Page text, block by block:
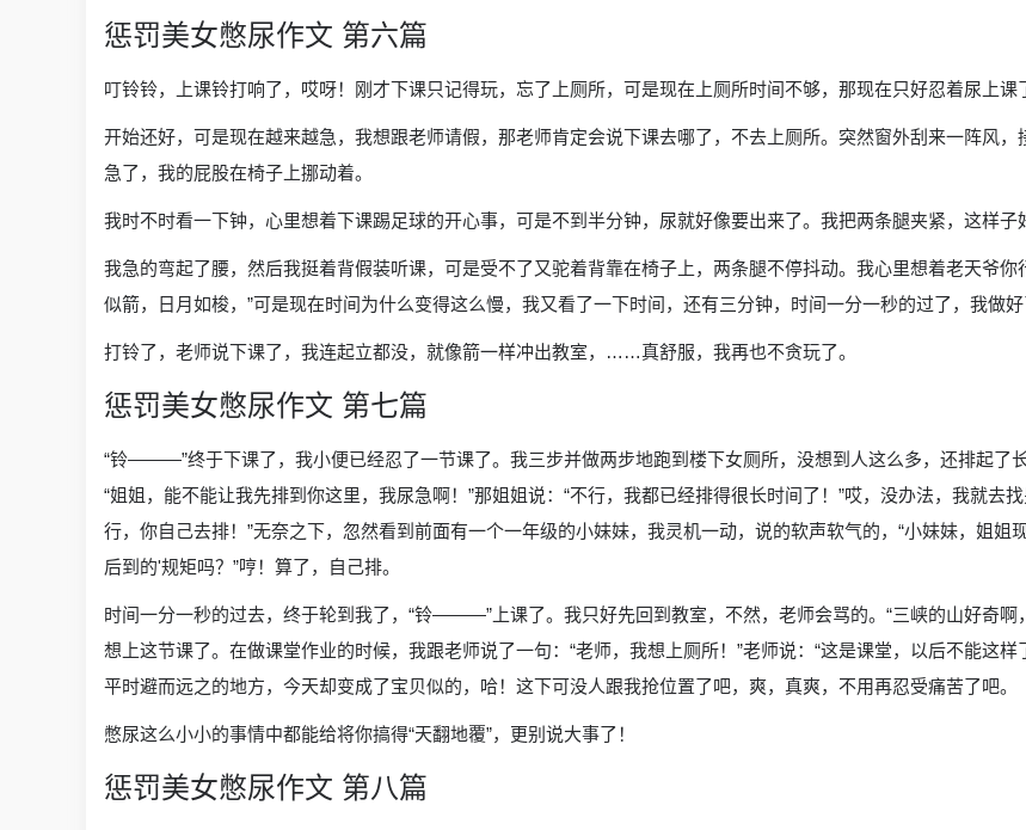
惩罚美女憋尿作文 第六篇
叮铃铃，上课铃打响了，哎呀！刚才下课只记得玩，忘了上厕所，可是现在上厕所时间不够，那现在只好忍着尿上课
开始还好，可是现在越来越急，我想跟老师请假，那老师肯定会说下课去哪了，不去上厕所。突然窗外刮来一阵风
急了，我的屁股在椅子上挪动着。
我时不时看一下钟，心里想着下课踢足球的开心事，可是不到半分钟，尿就好像要出来了。我把两条腿夹紧，这样子
我急的弯起了腰，然后我挺着背假装听课，可是受不了又驼着背靠在椅子上，两条腿不停抖动。我心里想着老天爷
似箭，日月如梭，”可是现在时间为什么变得这么慢，我又看了一下时间，还有三分钟，时间一分一秒的过了，我做
打铃了，老师说下课了，我连起立都没，就像箭一样冲出教室，……真舒服，我再也不贪玩了。
惩罚美女憋尿作文 第七篇
“铃———”终于下课了，我小便已经忍了一节课了。我三步并做两步地跑到楼下女厕所，没想到人这么多，还排起了
“姐姐，能不能让我先排到你这里，我尿急啊！”那姐姐说：“不行，我都已经排得很长时间了！”哎，没办法，我就去
行，你自己去排！”无奈之下，忽然看到前面有一个一年级的小妹妹，我灵机一动，说的软声软气的，“小妹妹，姐姐
后到的'规矩吗？”哼！算了，自己排。
时间一分一秒的过去，终于轮到我了，“铃———”上课了。我只好先回到教室，不然，老师会骂的。“三峡的山好奇
想上这节课了。在做课堂作业的时候，我跟老师说了一句：“老师，我想上厕所！”老师说：“这是课堂，以后不能这
平时避而远之的地方，今天却变成了宝贝似的，哈！这下可没人跟我抢位置了吧，爽，真爽，不用再忍受痛苦了吧。
憋尿这么小小的事情中都能给将你搞得“天翻地覆”，更别说大事了！
惩罚美女憋尿作文 第八篇